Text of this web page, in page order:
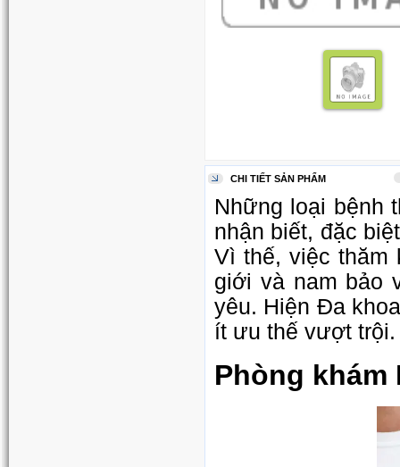
CHI TIẾT SẢN PHẨM
Những loại bệnh
nhận biết, đặc
Vì thế, việc thăm
giới và nam bảo
yêu. Hiện Đa
ít ưu thế vượt trội.
Phòng khám